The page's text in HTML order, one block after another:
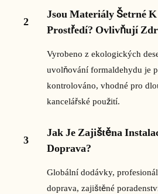
2
Jsou Materiály Šetrné
Prostředí? Ovlivňují
Vyrobeno z ekologických
uvolňování formaldehydu je
kontrolováno, vhodné pro
kancelářské použití.
3
Jak Je Zajištěna
Doprava?
Globální dodávky,
doprava, zajištěné